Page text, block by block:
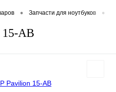
• Запчасти для ноутбуков •
AB